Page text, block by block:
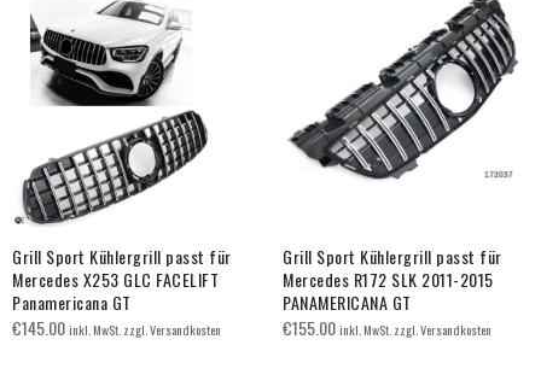
Grill Sport Kühlergrill passt für
Mercedes X253 GLC FACELIFT
Panamericana GT
€145.00inkl. MwSt. zzgl. Versandkosten
Grill Sport Kühlergrill passt für
Mercedes R172 SLK 2011-2015
PANAMERICANA GT
€155.00inkl. MwSt. zzgl. Versandkosten